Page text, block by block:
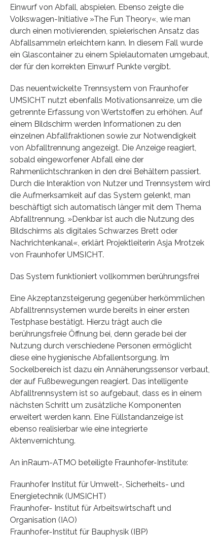
Einwurf von Abfall, abspielen. Ebenso zeigte die
Volkswagen-Initiative »The Fun Theory«, wie man
durch einen motivierenden, spielerischen Ansatz das
Abfallsammeln erleichtern kann. In diesem Fall wurde
ein Glascontainer zu einem Spielautomaten umgebaut,
der für den korrekten Einwurf Punkte vergibt.
Das neuentwickelte Trennsystem von Fraunhofer
UMSICHT nutzt ebenfalls Motivationsanreize, um die
getrennte Erfassung von Wertstoffen zu erhöhen. Auf
einem Bildschirm werden Informationen zu den
einzelnen Abfallfraktionen sowie zur Notwendigkeit
von Abfalltrennung angezeigt. Die Anzeige reagiert,
sobald eingeworfener Abfall eine der
Rahmenlichtschranken in den drei Behältern passiert.
Durch die Interaktion von Nutzer und Trennsystem wird
die Aufmerksamkeit auf das System gelenkt, man
beschäftigt sich automatisch länger mit dem Thema
Abfalltrennung. »Denkbar ist auch die Nutzung des
Bildschirms als digitales Schwarzes Brett oder
Nachrichtenkanal«, erklärt Projektleiterin Asja Mrotzek
von Fraunhofer UMSICHT.
Das System funktioniert vollkommen berührungsfrei
Eine Akzeptanzsteigerung gegenüber herkömmlichen
Abfalltrennsystemen wurde bereits in einer ersten
Testphase bestätigt. Hierzu trägt auch die
berührungsfreie Öffnung bei, denn gerade bei der
Nutzung durch verschiedene Personen ermöglicht
diese eine hygienische Abfallentsorgung. Im
Sockelbereich ist dazu ein Annäherungssensor verbaut,
der auf Fußbewegungen reagiert. Das intelligente
Abfalltrennsystem ist so aufgebaut, dass es in einem
nächsten Schritt um zusätzliche Komponenten
erweitert werden kann. Eine Füllstandanzeige ist
ebenso realisierbar wie eine integrierte
Aktenvernichtung.
An inRaum-ATMO beteiligte Fraunhofer-Institute:
Fraunhofer Institut für Umwelt-, Sicherheits- und
Energietechnik (UMSICHT)
Fraunhofer- Institut für Arbeitswirtschaft und
Organisation (IAO)
Fraunhofer-Institut für Bauphysik (IBP)